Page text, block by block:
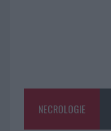
NECROLOGIE